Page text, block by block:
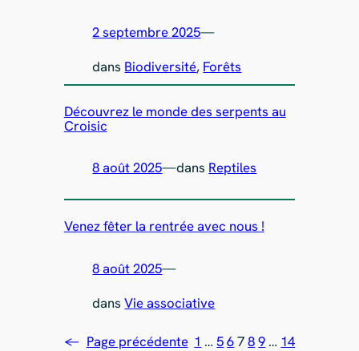
2 septembre 2025—
dans Biodiversité, Forêts
Découvrez le monde des serpents au
Croisic
8 août 2025—dans Reptiles
Venez fêter la rentrée avec nous !
8 août 2025—
dansVie associative
← Page précédente 1 … 56789 … 14